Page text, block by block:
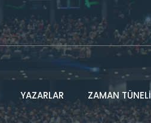
YAZARLAR ZAMAN TÜNELİ